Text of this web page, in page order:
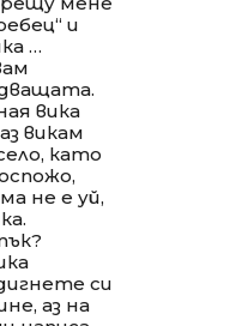
и
…
вика
викам
като
не е уй,
си
аз на